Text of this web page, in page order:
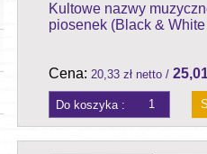
Kultowe nazwy
piosenek (Black &
Cena: 20,33 zł netto /